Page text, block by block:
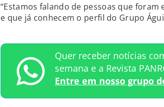
“Estamos falando de pessoas que
e que já conhecem o perfil do Grupo
Quer receber notícias
semana e a Revista
Entre em nosso grupo